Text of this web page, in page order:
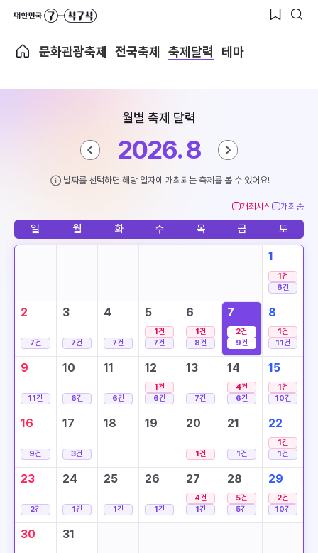
문화관광축제 전국축제 축제달력 테마
월별 축제 달력
2026. 8
날짜를 선택하면 해당 일자에 개최되는 축제를 볼 수 있어요!
개최시작 개최중
일 월 화 수 목 금 토
1
1건
6건
2
7건
3
7건
4
7건
5
1건
7건
6
1건
8건
7
2건
9건
8
1건
11건
9
11건
10
6건
11
6건
12
1건
6건
13
7건
14
4건
6건
15
1건
10건
16
9건
17
3건
18 19 20
1건
21
1건
22
1건
1건
23
2건
24
1건
25
1건
26
1건
27
4건
1건
28
5건
5건
29
2건
10건
30 31